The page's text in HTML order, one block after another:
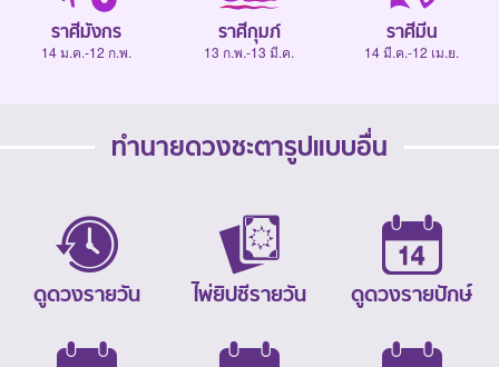
ราศีมังกร
14 ม.ค.-12 ก.พ.
ราศีกุมภ์
13 ก.พ.-13 มี.ค.
ราศีมีน
14 มี.ค.-12 เม.ย.
ทำนายดวงชะตารูปแบบอื่น
ดูดวงรายวัน ไพ่ยิปซีรายวัน ดูดวงรายปักษ์